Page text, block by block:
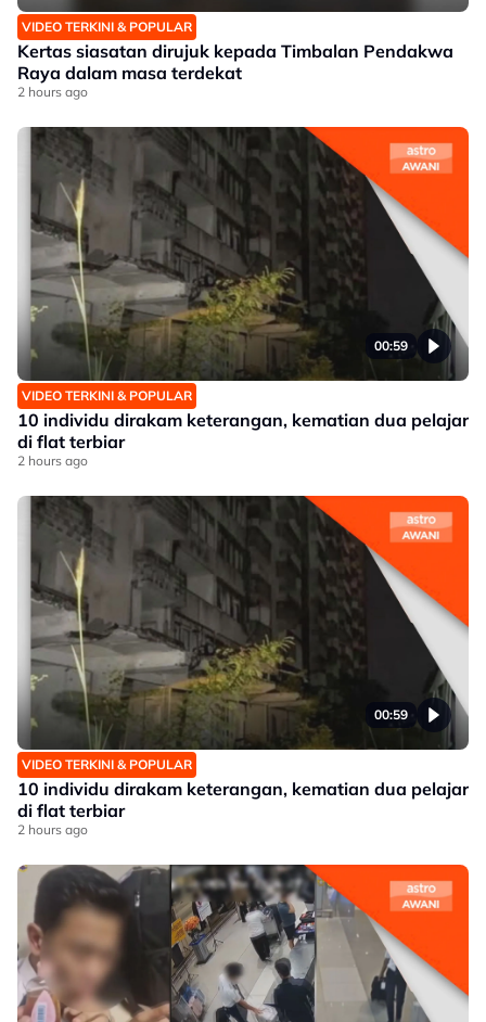
VIDEO TERKINI & POPULAR
Kertas siasatan dirujuk kepada Timbalan Pendakwa
Raya dalam masa terdekat
2 hours ago
00:59
VIDEO TERKINI & POPULAR
10 individu dirakam keterangan, kematian dua pelajar
di flat terbiar
2 hours ago
00:59
VIDEO TERKINI & POPULAR
10 individu dirakam keterangan, kematian dua pelajar
di flat terbiar
2 hours ago